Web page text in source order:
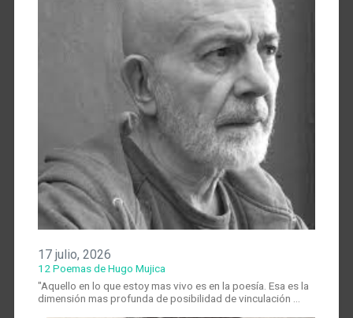
17 julio, 2026
12 Poemas de Hugo Mujica
"Aquello en lo que estoy mas vivo es en la poesía. Esa es la
dimensión mas profunda de posibilidad de vinculación …